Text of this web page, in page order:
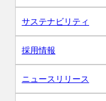
サステナビリティ
採用情報
ニュースリリース